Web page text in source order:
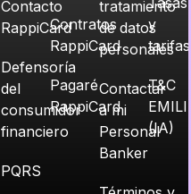
Contacto
RappiCard
Defensoría
del
consumidor
financiero
PQRS
Contratos
RappiCard
Pagaré
RappiCard
tratamiento
de datos
personales
Contactar
a mi
Personal
Banker
y
tarifas
T&C
EMILIA
(IA)